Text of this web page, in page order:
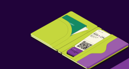
Servicio de planchado
Servicios de lavandería/tintorería
Plancha para pantalones